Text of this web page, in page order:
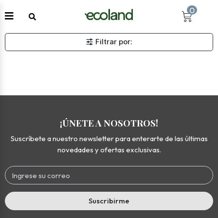
0
Filtrar por:
¡ÚNETE A NOSOTROS!
Suscríbete a nuestro newsletter para enterarte de las últimas
novedades y ofertas exclusivas.
Suscribirme